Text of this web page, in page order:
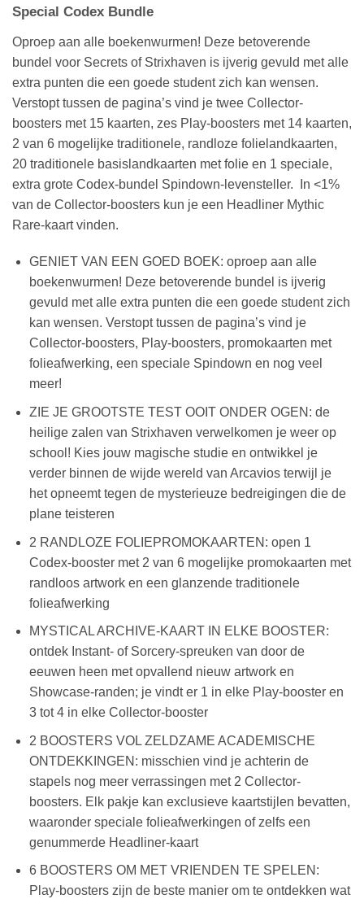
Special Codex Bundle
Oproep aan alle boekenwurmen! Deze betoverende
bundel voor Secrets of Strixhaven is ijverig gevuld met alle
extra punten die een goede student zich kan wensen.
Verstopt tussen de pagina’s vind je twee Collector-
boosters met 15 kaarten, zes Play-boosters met 14 kaarten,
2 van 6 mogelijke traditionele, randloze folielandkaarten,
20 traditionele basislandkaarten met folie en 1 speciale,
extra grote Codex-bundel Spindown-levensteller. In <1%
van de Collector-boosters kun je een Headliner Mythic
Rare-kaart vinden.
GENIET VAN EEN GOED BOEK: oproep aan alle
boekenwurmen! Deze betoverende bundel is ijverig
gevuld met alle extra punten die een goede student zich
kan wensen. Verstopt tussen de pagina’s vind je
Collector-boosters, Play-boosters, promokaarten met
folieafwerking, een speciale Spindown en nog veel
meer!
ZIE JE GROOTSTE TEST OOIT ONDER OGEN: de
heilige zalen van Strixhaven verwelkomen je weer op
school! Kies jouw magische studie en ontwikkel je
verder binnen de wijde wereld van Arcavios terwijl je
het opneemt tegen de mysterieuze bedreigingen die de
plane teisteren
2 RANDLOZE FOLIEPROMOKAARTEN: open 1
Codex-booster met 2 van 6 mogelijke promokaarten met
randloos artwork en een glanzende traditionele
folieafwerking
MYSTICAL ARCHIVE-KAART IN ELKE BOOSTER:
ontdek Instant- of Sorcery-spreuken van door de
eeuwen heen met opvallend nieuw artwork en
Showcase-randen; je vindt er 1 in elke Play-booster en
3 tot 4 in elke Collector-booster
2 BOOSTERS VOL ZELDZAME ACADEMISCHE
ONTDEKKINGEN: misschien vind je achterin de
stapels nog meer verrassingen met 2 Collector-
boosters. Elk pakje kan exclusieve kaartstijlen bevatten,
waaronder speciale folieafwerkingen of zelfs een
genummerde Headliner-kaart
6 BOOSTERS OM MET VRIENDEN TE SPELEN:
Play-boosters zijn de beste manier om te ontdekken wat